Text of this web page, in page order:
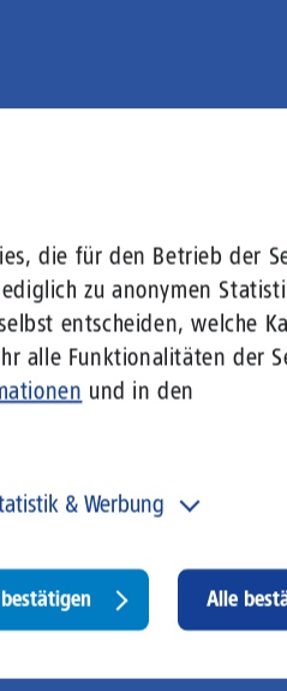
die für den Betrieb der
zu anonymen
entscheiden, welche
alle Funktionalitäten der
und in den
& Werbung
Analysen. Mithilfe dieser Cookies können wir
die Besucherzahlen und den
Seiten unseres Web-Auftritts
Inhalte optimieren. Hier kommen z. B.
Alle